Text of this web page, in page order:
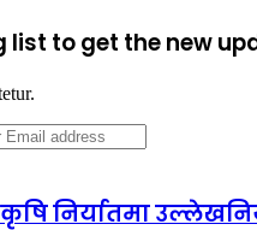
list to get the new
कृषि निर्यातमा